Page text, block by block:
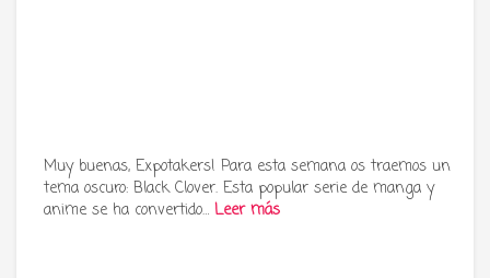
Muy buenas, Expotakers! Para esta semana os traemos un
tema oscuro: Black Clover. Esta popular serie de manga y
anime se ha convertido… Leer más